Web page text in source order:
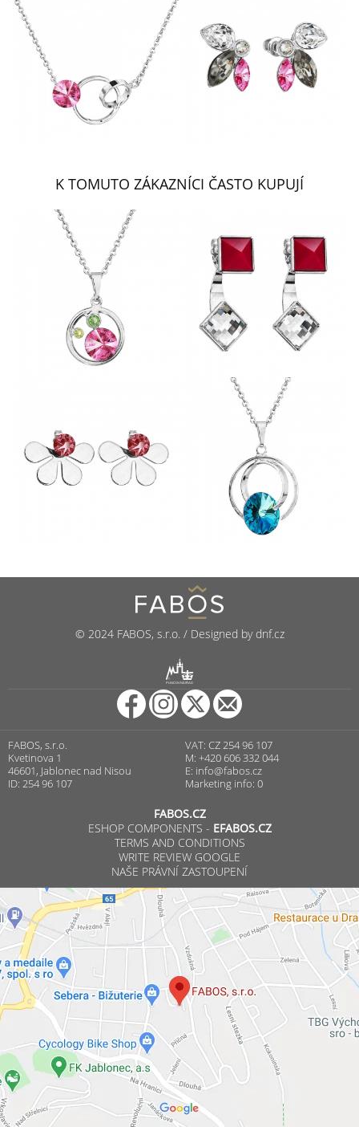
K TOMUTO ZÁKAZNÍCI ČASTO KUPUJÍ
© 2024 FABOS, s.r.o. / Designed by dnf.cz
PUNCOVNÍ ÚŘAD
FABOS, s.r.o.
Kvetinova 1
46601, Jablonec nad Nisou
ID: 254 96 107
VAT: CZ 254 96 107
M: +420 606 332 044
E: info@fabos.cz
Marketing info: 0
FABOS.CZ
ESHOP COMPONENTS - EFABOS.CZ
TERMS AND CONDITIONS
WRITE REVIEW GOOGLE
NAŠE PRÁVNÍ ZASTOUPENÍ